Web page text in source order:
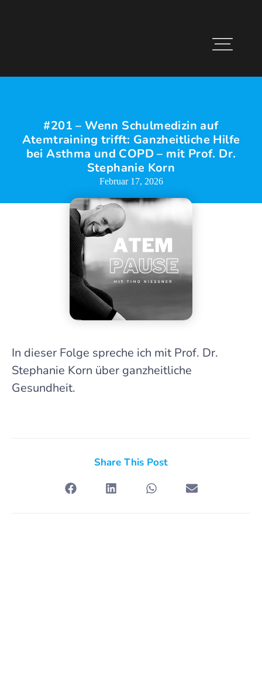
#201 – Wenn Schulmedizin auf
Atemtraining trifft: Ganzheitliche Hilfe
bei Asthma und COPD – mit Prof. Dr.
Stephanie Korn
Februar 17, 2026
In dieser Folge spreche ich mit Prof. Dr.
Stephanie Korn über ganzheitliche
Gesundheit.
Share This Post